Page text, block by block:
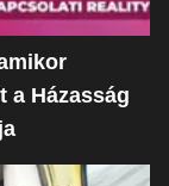
a Házasság